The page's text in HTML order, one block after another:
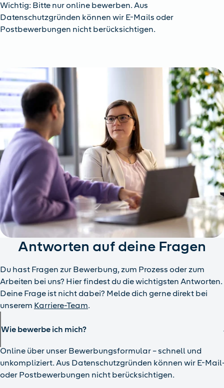
Wichtig: Bitte nur online bewerben. Aus
Datenschutzgründen können wir E-Mails oder
Postbewerbungen nicht berücksichtigen.
Antworten auf deine Fragen
Du hast Fragen zur Bewerbung, zum Prozess oder zum
Arbeiten bei uns? Hier findest du die wichtigsten Antworten.
Deine Frage ist nicht dabei? Melde dich gerne direkt bei
unserem Karriere-Team.
Wie bewerbe ich mich?
Online über unser Bewerbungsformular – schnell und
unkompliziert. Aus Datenschutzgründen können wir E-
oder Postbewerbungen nicht berücksichtigen.